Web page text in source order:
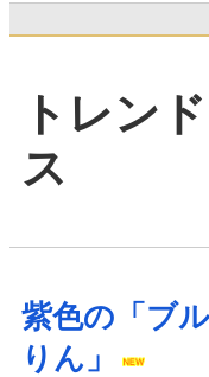
トレン
ス
紫色の「ブ
りん」